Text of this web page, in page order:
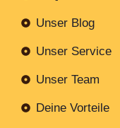
Unser Blog
Unser Service
Unser Team
Deine Vorteile